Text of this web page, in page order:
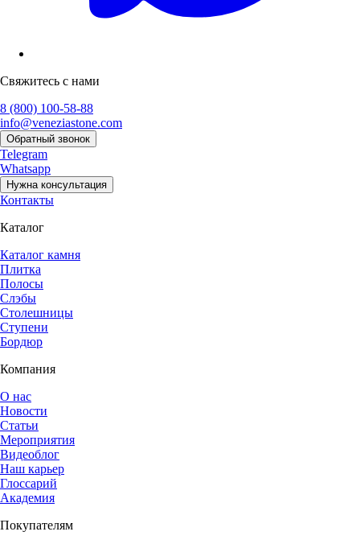
Свяжитесь с нами
8 (800) 100-58-88
info@veneziastone.com
Обратный звонок
Telegram
Whatsapp
Нужна консультация
Контакты
Каталог
Каталог камня
Плитка
Полосы
Слэбы
Столешницы
Ступени
Бордюр
Компания
О нас
Новости
Статьи
Мероприятия
Видеоблог
Наш карьер
Глоссарий
Академия
Покупателям